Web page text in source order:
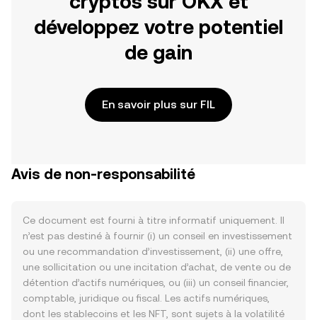
développez votre potentiel
de gain
En savoir plus sur FIL
Avis de non-responsabilité
Ce document est fourni à titre informatif uniquement. Il
n’est pas destiné à fournir (i) un conseil en investissement
ou une recommandation d’investissement, (ii) une offre,
une sollicitation ou une incitation d’achat, de vente ou de
détention d’actifs numériques, ou (iii) un conseil financier,
comptable, juridique ou fiscal. Les actifs numériques,
dont les stablecoins et les NFT, sont sujets à la volatilité